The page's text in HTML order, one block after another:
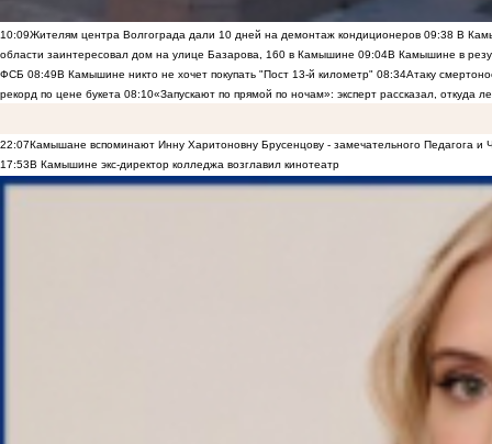
10:09Жителям центра Волгограда дали 10 дней на демонтаж кондиционеров 09:38 В
области заинтересовал дом на улице Базарова, 160 в Камышине 09:04В Камышине в
ФСБ 08:49В Камышине никто не хочет покупать "Пост 13-й километр" 08:34Атаку
рекорд по цене букета 08:10«Запускают по прямой по ночам»: эксперт рассказал, откуда
22:07Камышане вспоминают Инну Харитоновну Брусенцову - замечательного Педагога и
17:53В Камышине экс-директор колледжа возглавил кинотеатр